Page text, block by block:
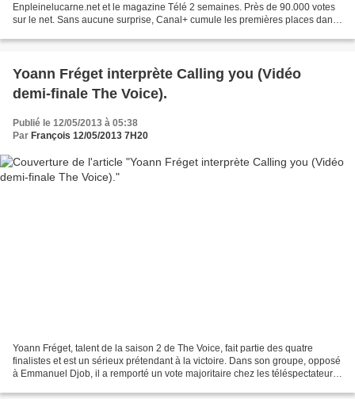
Enpleinelucarne.net et le magazine Télé 2 semaines. Près de 90.000 votes
sur le net. Sans aucune surprise, Canal+ cumule les premières places dans
Yoann Fréget interprète Calling you (Vidéo
demi-finale The Voice).
Publié le 12/05/2013 à 05:38
Par François 12/05/2013 7H20
Yoann Fréget, talent de la saison 2 de The Voice, fait partie des quatre
finalistes et est un sérieux prétendant à la victoire. Dans son groupe, opposé
à Emmanuel Djob, il a remporté un vote majoritaire chez les téléspectateurs